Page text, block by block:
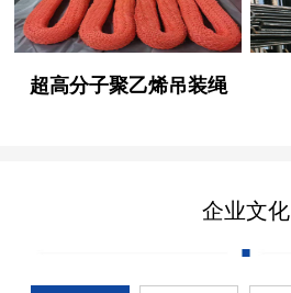
超高分子聚乙烯吊装绳
企业文化